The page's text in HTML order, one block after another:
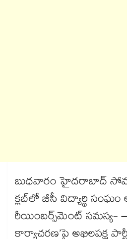
బుధవారం హైదరాబాద్
క్లబ్‌‌‌‌‌‌‌‌‌‌‌‌‌‌‌‌లో బీసీ విద్యార్థి సంఘం
రీయింబర్స్‌‌‌‌‌‌‌‌‌‌‌‌‌‌‌‌మెంట్‌‌‌‌‌‌‌‌‌‌‌‌‌‌‌‌ సమస్య-
కార్యాచరణ’పై అఖిలపక్ష